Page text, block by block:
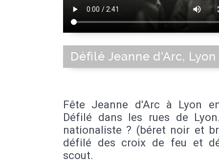
Défilé Jeanne d'Arc, Lyon
Fête Jeanne d'Arc à Lyon
Défilé dans les rues de
nationaliste ? (béret noir et
défilé des croix de feu et
scout.